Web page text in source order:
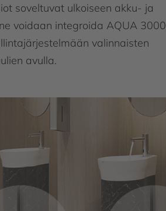
soveltuvat ulkoiseen akku- ja
voidaan integroida AQUA 3000
valinnaisten
avulla.